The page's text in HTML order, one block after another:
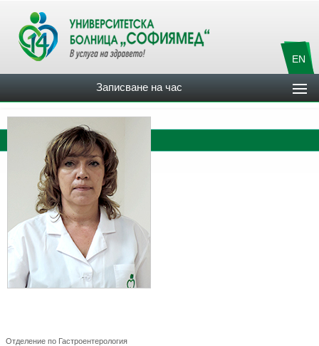
EN
Записване на час
Отделение по Гастроентерология